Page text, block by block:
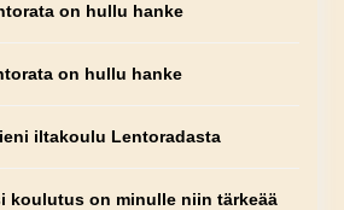
on hullu hanke
on hullu hanke
iltakoulu Lentoradasta
koulutus on minulle niin tärkeää